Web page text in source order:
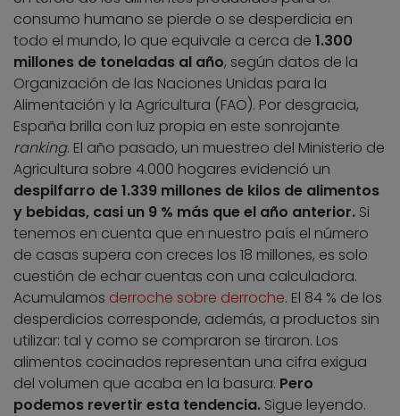
consumo humano se pierde o se desperdicia en
todo el mundo, lo que equivale a cerca de 1.300
millones de toneladas al año, según datos de la
Organización de las Naciones Unidas para la
Alimentación y la Agricultura (FAO). Por desgracia,
España brilla con luz propia en este sonrojante
ranking. El año pasado, un muestreo del Ministerio de
Agricultura sobre 4.000 hogares evidenció un
despilfarro de 1.339 millones de kilos de alimentos
y bebidas, casi un 9 % más que el año anterior. Si
tenemos en cuenta que en nuestro país el número
de casas supera con creces los 18 millones, es solo
cuestión de echar cuentas con una calculadora.
Acumulamos derroche sobre derroche. El 84 % de los
desperdicios corresponde, además, a productos sin
utilizar: tal y como se compraron se tiraron. Los
alimentos cocinados representan una cifra exigua
del volumen que acaba en la basura. Pero
podemos revertir esta tendencia. Sigue leyendo.